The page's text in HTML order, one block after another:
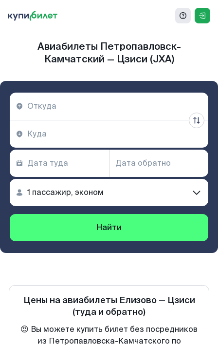
Авиабилеты Петропавловск-
Камчатский — Цзиси (JXA)
Найти
Цены на авиабилеты Елизово— Цзиси
(туда и обратно)
😍 Вы можете купить билет без посредников
из Петропавловска-Камчатского по